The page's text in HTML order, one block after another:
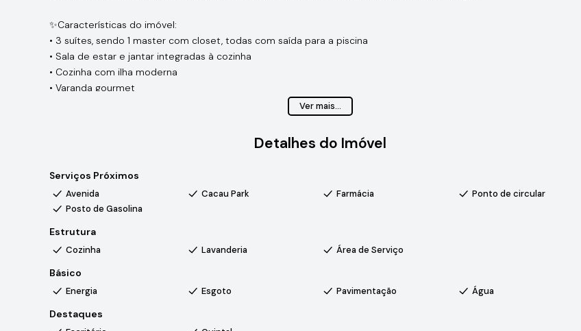
✨Características do imóvel:
• 3 suítes, sendo 1 master com closet, todas com saída para a piscina
• Sala de estar e jantar integradas à cozinha
• Cozinha com ilha moderna
• Varanda gourmet
• 2 vagas de garagem cobertas
O Condomínio Vale Verde oferece ambiente residencial tranquilo e seguro, com portaria e controle de acesso, áreas
verdes e excelente padrão de moradia, ideal para quem busca qualidade de vida, conforto e fácil acesso às
principais regiões de Sorocaba.
Ver mais...
Detalhes do Imóvel
Serviços Próximos
Avenida Cacau Park Farmácia
Ponto de circular
Posto de Gasolina
Estrutura
Cozinha Lavanderia Área de Serviço
Básico
Energia Esgoto Pavimentação Água
Destaques